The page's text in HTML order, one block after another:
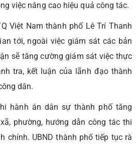
việc nâng cao hiệu quả công tác.
Việt Nam thành phố Lê Trí Thanh
tới, ngoài việc giám sát các bản
sẽ tăng cường giám sát việc thực
tra, kết luận của lãnh đạo thành
dân.
hành án dân sự thành phố tăng
phường, hướng dẫn công tác thi
chính. UBND thành phố tiếp tục rà